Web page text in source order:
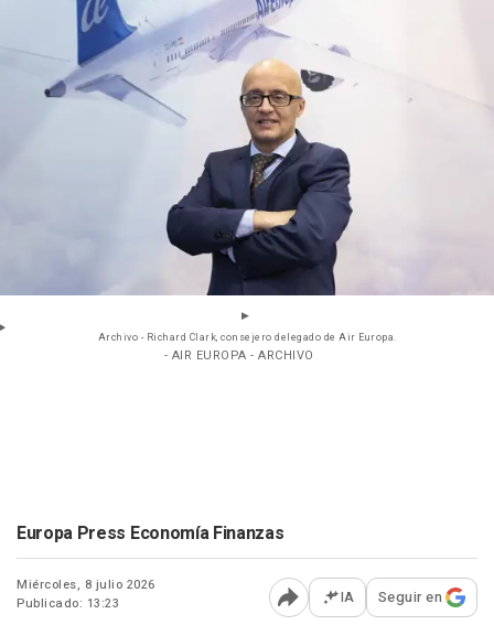
Archivo - Richard Clark, consejero delegado de Air Europa.
- AIR EUROPA - ARCHIVO
Europa Press Economía Finanzas
Miércoles, 8 julio 2026
Publicado: 13:23
Abrir opciones para
IA Seguir en